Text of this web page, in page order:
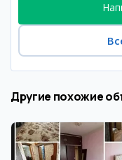
Другие похожие